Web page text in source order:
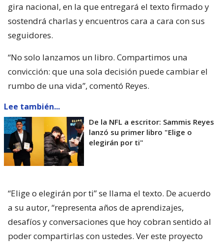
gira nacional, en la que entregará el texto firmado y
sostendrá charlas y encuentros cara a cara con sus
seguidores.
“No solo lanzamos un libro. Compartimos una
convicción: que una sola decisión puede cambiar el
rumbo de una vida”, comentó Reyes.
Lee también...
De la NFL a escritor: Sammis Reyes
lanzó su primer libro "Elige o
elegirán por ti"
“Elige o elegirán por ti” se llama el texto. De acuerdo
a su autor, “representa años de aprendizajes,
desafíos y conversaciones que hoy cobran sentido al
poder compartirlas con ustedes. Ver este proyecto